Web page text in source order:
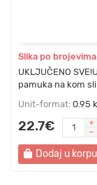
Slika po
UKLJUČENO
pamuka na kom
Unit-format: 0.95
22.7€
Dodaj u korpu